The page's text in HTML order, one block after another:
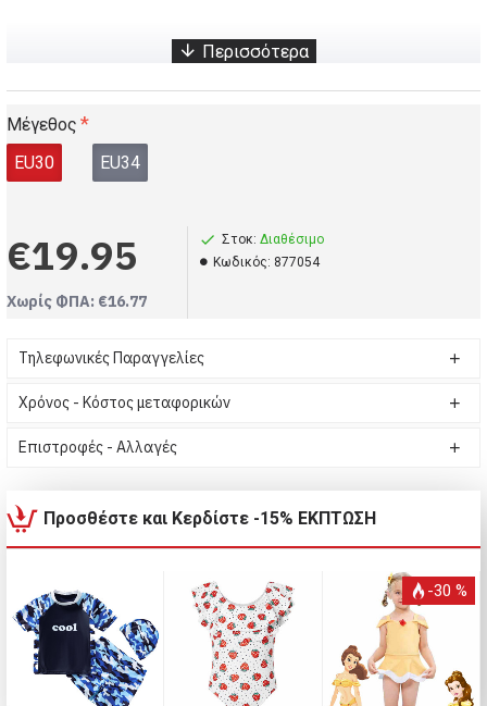
€19.95
Χωρίς ΦΠΑ: €16.77
Στοκ: Διαθέσιμο
Kωδικός: 877054
Μέγεθος
EU30
EU34
Τηλεφωνικές Παραγγελίες
Χρόνος - Κόστος μεταφορικών
Επιστροφές - Αλλαγές
Προσθέστε και Κερδίστε -15% ΕΚΠΤΩΣΗ
-30 %